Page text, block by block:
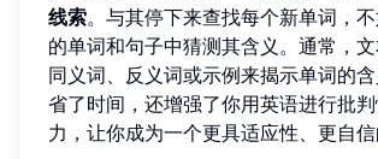
线索。与其停下来查找每个新单词，
的单词和句子中猜测其含义。通常，
同义词、反义词或示例来揭示单词的
省了时间，还增强了你用英语进行批
力，让你成为一个更具适应性、更自信